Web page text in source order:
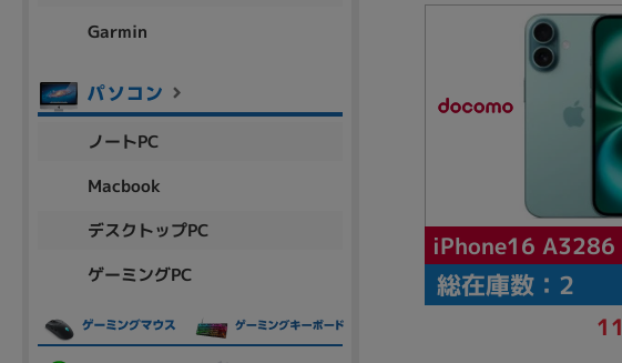
Garmin
ノートPC
Macbook
デスクトップPC
ゲーミングPC
iPhone16 A3286
総在庫数：2
各項目のチェックボックスは「or検索」となります。